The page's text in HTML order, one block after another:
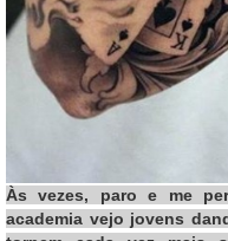
Às vezes, paro e me
academia vejo jovens